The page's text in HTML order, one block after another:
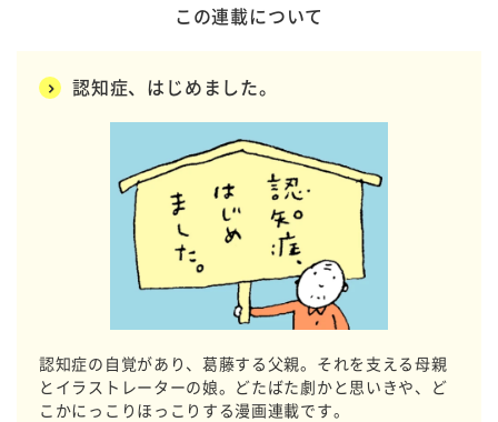
この連載について
認知症、はじめました。
認知症の自覚があり、葛藤する父親。それを支える母親
とイラストレーターの娘。どたばた劇かと思いきや、ど
こかにっこりほっこりする漫画連載です。